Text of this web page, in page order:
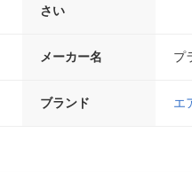
さい
メーカー名 プ
ブランド エ